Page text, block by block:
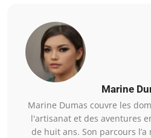
Marine
Marine Dumas couvre les
l'artisanat et des aventures
de huit ans. Son parcours